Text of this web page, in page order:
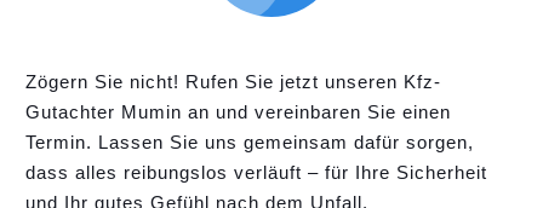
Zögern Sie nicht! Rufen Sie jetzt unseren Kfz-
Gutachter Mumin an und vereinbaren Sie einen
Termin. Lassen Sie uns gemeinsam dafür sorgen,
dass alles reibungslos verläuft – für Ihre Sicherheit
und Ihr gutes Gefühl nach dem Unfall.